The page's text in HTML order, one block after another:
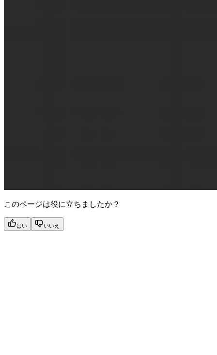
このページは役に立ちましたか？
はい いいえ